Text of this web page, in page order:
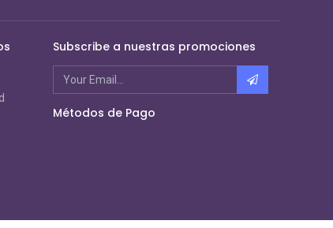
Subscribe a nuestras promociones
Métodos de Pago